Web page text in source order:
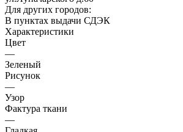
Для других городов:
В пунктах выдачи СДЭК
Характеристики
Цвет
—
Зеленый
Рисунок
—
Узор
Фактура ткани
—